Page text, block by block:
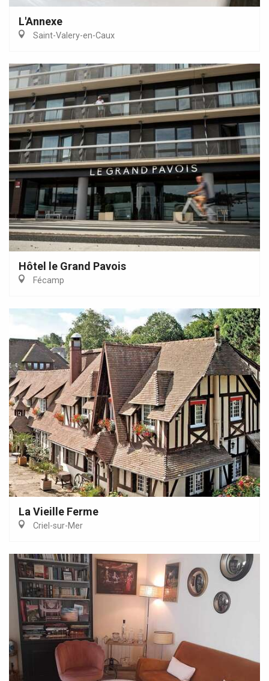
L'Annexe
Saint-Valery-en-Caux
Hôtel le Grand Pavois
Fécamp
La Vieille Ferme
Criel-sur-Mer